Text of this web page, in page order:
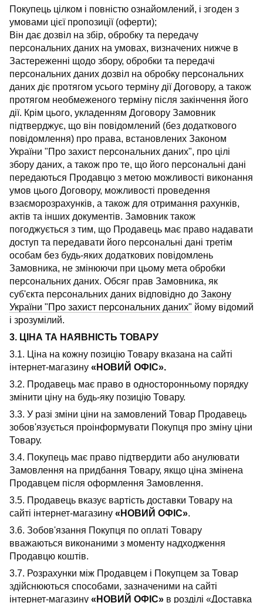
Покупець цілком і повністю ознайомлений, і згоден з
умовами цієї пропозиції (оферти);
Він дає дозвіл на збір, обробку та передачу
персональних даних на умовах, визначених нижче в
Застереженні щодо збору, обробки та передачі
персональних даних дозвіл на обробку персональних
даних діє протягом усього терміну дії Договору, а також
протягом необмеженого терміну після закінчення його
дії. Крім цього, укладенням Договору Замовник
підтверджує, що він повідомлений (без додаткового
повідомлення) про права, встановлених Законом
України "Про захист персональних даних", про цілі
збору даних, а також про те, що його персональні дані
передаються Продавцю з метою можливості виконання
умов цього Договору, можливості проведення
взаєморозрахунків, а також для отримання рахунків,
актів та інших документів. Замовник також
погоджується з тим, що Продавець має право надавати
доступ та передавати його персональні дані третім
особам без будь-яких додаткових повідомлень
Замовника, не змінюючи при цьому мета обробки
персональних даних. Обсяг прав Замовника, як
суб'єкта персональних даних відповідно до Закону
України "Про захист персональних даних" йому відомий
і зрозумілий.
3. ЦІНА ТА НАЯВНІСТЬ ТОВАРУ
3.1. Ціна на кожну позицію Товару вказана на сайті
інтернет-магазину «НОВИЙ ОФІС».
3.2. Продавець має право в односторонньому порядку
змінити ціну на будь-яку позицію Товару.
3.3. У разі зміни ціни на замовлений Товар Продавець
зобов'язується проінформувати Покупця про зміну ціни
Товару.
3.4. Покупець має право підтвердити або анулювати
Замовлення на придбання Товару, якщо ціна змінена
Продавцем після оформлення Замовлення.
3.5. Продавець вказує вартість доставки Товару на
сайті інтернет-магазину «НОВИЙ ОФІС».
3.6. Зобов'язання Покупця по оплаті Товару
вважаються виконаними з моменту надходження
Продавцю коштів.
3.7. Розрахунки між Продавцем і Покупцем за Товар
здійснюються способами, зазначеними на сайті
інтернет-магазину «НОВИЙ ОФІС» в розділі «Доставка